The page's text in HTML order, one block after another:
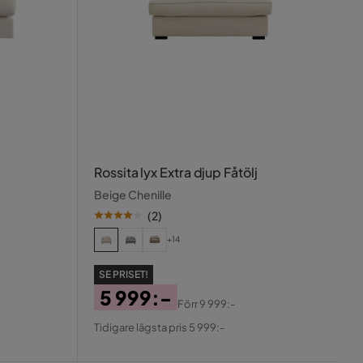
Rossita lyx Extra djup Fåtölj
Beige Chenille
(2)
+14
SE PRISET!
Pris
5 999:-
Original
Förr9 999:-
Tidigare lägsta pris 5 999:-